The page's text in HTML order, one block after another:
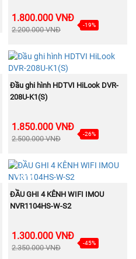
1.800.000 VNĐ
2.200.000 VNĐ
-19%
MUA NGAY
Đầu ghi hình HDTVI HiLook DVR-
208U-K1(S)
1.850.000 VNĐ
2.500.000 VNĐ
-26%
NEW
MUA NGAY
ĐẦU GHI 4 KÊNH WIFI IMOU
NVR1104HS-W-S2
1.300.000 VNĐ
2.350.000 VNĐ
-45%